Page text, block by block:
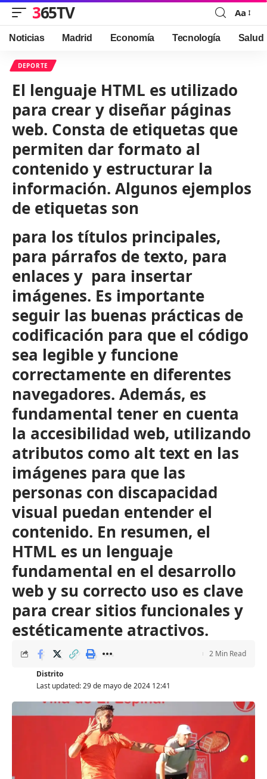
365TV
Font
Resizer
Aa
Noticias Madrid Economía Tecnología Salud
DEPORTE
El lenguaje HTML es utilizado
para crear y diseñar páginas
web. Consta de etiquetas que
permiten dar formato al
contenido y estructurar la
información. Algunos ejemplos
de etiquetas son
para los títulos principales,
para párrafos de texto, para
enlaces y para insertar
imágenes. Es importante
seguir las buenas prácticas de
codificación para que el código
sea legible y funcione
correctamente en diferentes
navegadores. Además, es
fundamental tener en cuenta
la accesibilidad web, utilizando
atributos como alt text en las
imágenes para que las
personas con discapacidad
visual puedan entender el
contenido. En resumen, el
HTML es un lenguaje
fundamental en el desarrollo
web y su correcto uso es clave
para crear sitios funcionales y
estéticamente atractivos.
Last updated: 29 de mayo de 2024 12:41
Distrito
2 Min Read